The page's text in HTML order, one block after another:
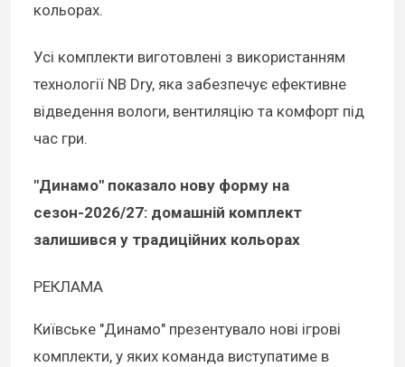
кольорах.
Усі комплекти виготовлені з використанням
технології NB Dry, яка забезпечує ефективне
відведення вологи, вентиляцію та комфорт під
час гри.
"Динамо" показало нову форму на
сезон-2026/27: домашній комплект
залишився у традиційних кольорах
РЕКЛАМА
Київське "Динамо" презентувало нові ігрові
комплекти, у яких команда виступатиме в